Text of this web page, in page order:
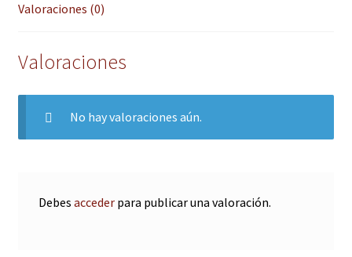
Valoraciones (0)
Valoraciones
No hay valoraciones aún.
Debes accederpara publicar una valoración.